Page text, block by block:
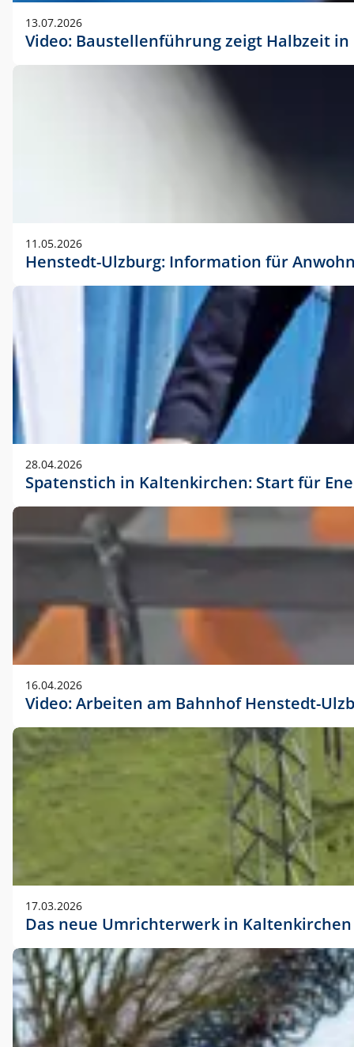
13.07.2026
Video: Baustellenführung zeigt Halbzeit
11.05.2026
Henstedt-Ulzburg: Information für
28.04.2026
Spatenstich in Kaltenkirchen: Start für
16.04.2026
Video: Arbeiten am Bahnhof Henstedt-
17.03.2026
Das neue Umrichterwerk in Kaltenkirchen